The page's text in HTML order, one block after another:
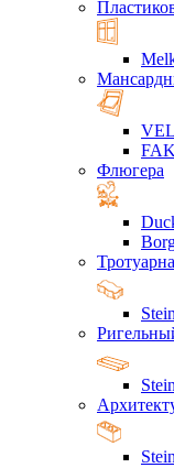
Флюгера